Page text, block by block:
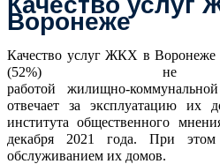
Воронеже
Качество услуг ЖКХ в Воронеже
(52%) не
работой жилищно-коммунальной
отвечает за эксплуатацию их
института общественного
декабря 2021 года. При
обслуживанием их домов.